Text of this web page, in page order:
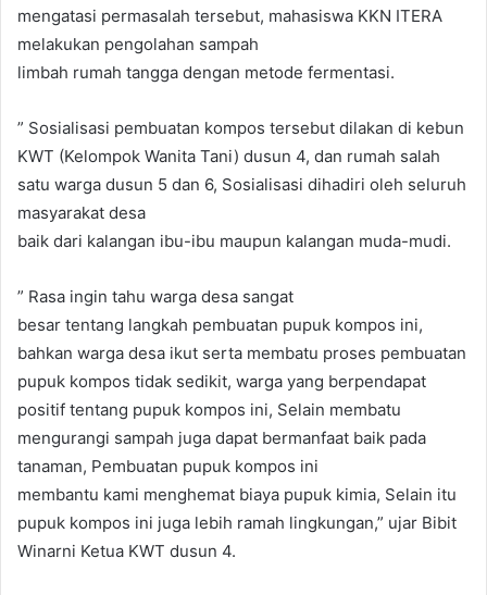
mengatasi permasalah tersebut, mahasiswa KKN ITERA
melakukan pengolahan sampah
limbah rumah tangga dengan metode fermentasi.
” Sosialisasi pembuatan kompos tersebut dilakan di kebun
KWT (Kelompok Wanita Tani) dusun 4, dan rumah salah
satu warga dusun 5 dan 6, Sosialisasi dihadiri oleh seluruh
masyarakat desa
baik dari kalangan ibu-ibu maupun kalangan muda-mudi.
” Rasa ingin tahu warga desa sangat
besar tentang langkah pembuatan pupuk kompos ini,
bahkan warga desa ikut serta membatu proses pembuatan
pupuk kompos tidak sedikit, warga yang berpendapat
positif tentang pupuk kompos ini, Selain membatu
mengurangi sampah juga dapat bermanfaat baik pada
tanaman, Pembuatan pupuk kompos ini
membantu kami menghemat biaya pupuk kimia, Selain itu
pupuk kompos ini juga lebih ramah lingkungan,” ujar Bibit
Winarni Ketua KWT dusun 4.